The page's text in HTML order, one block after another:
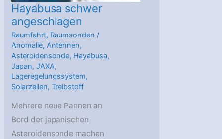
Hayabusa schwer
angeschlagen
Raumfahrt, Raumsonden /
Anomalie, Antennen,
Asteroidensonde, Hayabusa,
Japan,JAXA,
Lageregelungssystem,
Solarzellen,Treibstoff
Mehrere neue Pannen an
Bord der japanischen
Asteroidensonde machen